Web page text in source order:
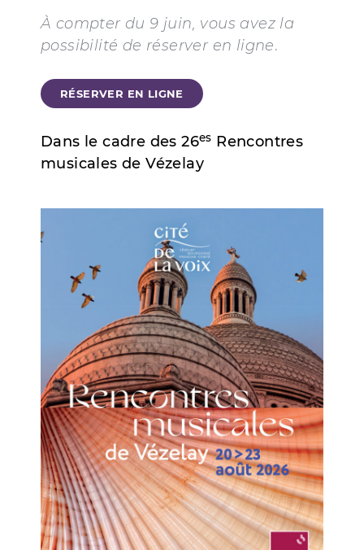
À compter du 9 juin, vous avez la
possibilité de réserver en ligne.
RÉSERVER EN LIGNE
Dans le cadre des 26es Rencontres
musicales de Vézelay